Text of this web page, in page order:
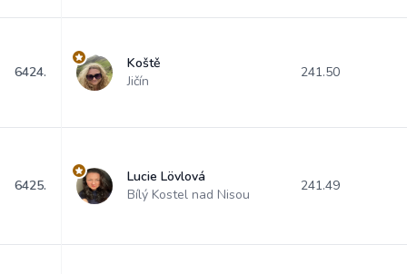
6424.
Koště
Jičín
241.50
6425.
Lucie Lövlová
Bílý Kostel nad Nisou
241.49